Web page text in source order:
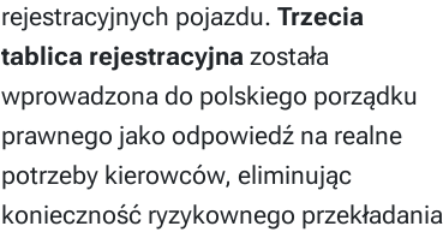
rejestracyjnych pojazdu. Trzecia
tablica rejestracyjna została
wprowadzona do polskiego porządku
prawnego jako odpowiedź na realne
potrzeby kierowców, eliminując
konieczność ryzykownego przekładania